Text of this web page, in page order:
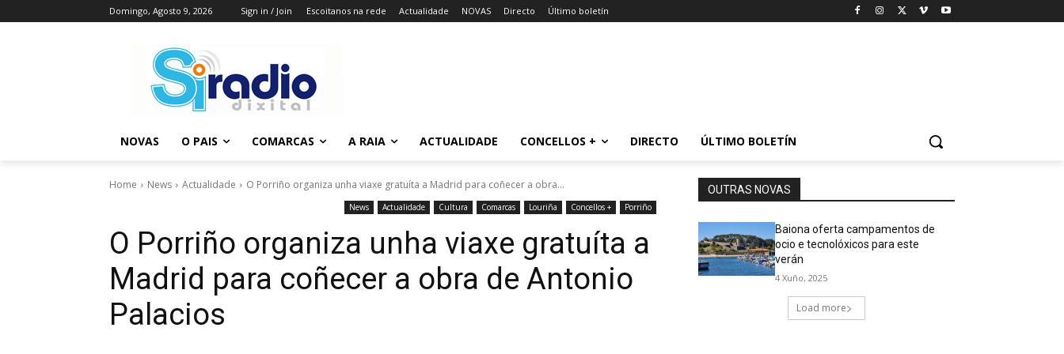
Domingo, Agosto 9, 2026 Sign in / Join Escoitanos na rede Actualidade NOVAS Directo Último boletín
NOVAS O PAIS COMARCAS A RAIA ACTUALIDADE CONCELLOS + DIRECTO ÚLTIMO BOLETÍN
Home News Actualidade O Porriño organiza unha viaxe gratuíta a Madrid para coñecer a obra...
News Actualidade Cultura Comarcas Louriña Concellos + Porriño
O Porriño organiza unha viaxe gratuíta a
Madrid para coñecer a obra de Antonio
Palacios
OUTRAS NOVAS
Baiona oferta campamentos de
ocio e tecnolóxicos para este
verán
4 Xuño, 2025
Load more